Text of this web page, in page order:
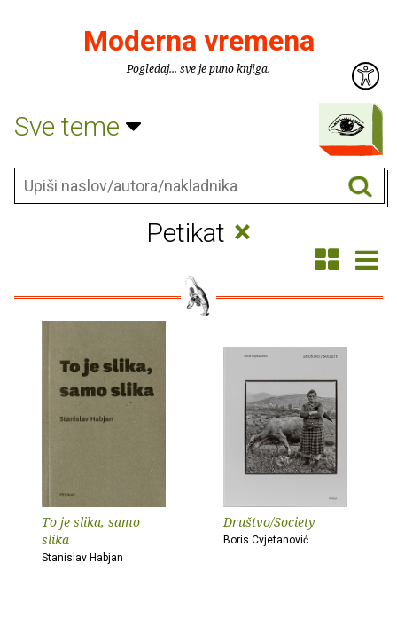
Moderna vremena
Pogledaj... sve je puno knjiga.
Sve teme
Petikat ×
To je slika, samo
slika
Stanislav Habjan
Društvo/Society
Boris Cvjetanović